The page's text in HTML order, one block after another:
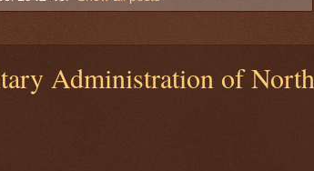
Administration of North